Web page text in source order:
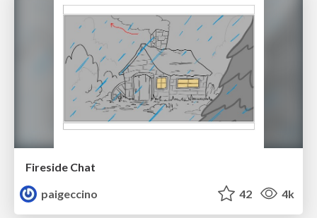
Fireside Chat
paigeccino
42 4k